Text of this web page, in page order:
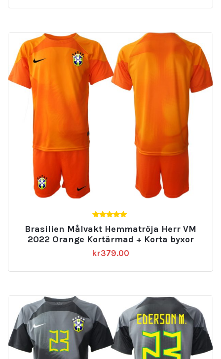
av 5
Brasilien Målvakt Hemmatröja Herr VM
2022 Orange Kortärmad + Korta byxor
kr379.00